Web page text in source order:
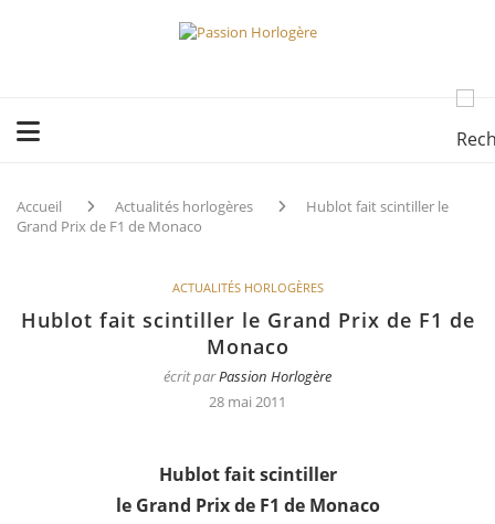
Accueil Actualités horlogères
Hublot fait scintiller le
Grand Prix de F1 de Monaco
ACTUALITÉS HORLOGÈRES
Hublot fait scintiller le Grand Prix de F1 de
Monaco
écrit parPassion Horlogère
28 mai 2011
Hublot fait scintiller
le Grand Prix de F1 de Monaco